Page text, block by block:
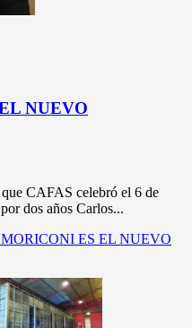
NUEVO
CAFAS celebró el 6 de
dos años Carlos...
MORICONI ES EL NUEVO